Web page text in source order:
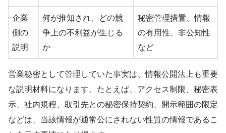
企業
側の
説明
何が推知され、どの競
争上の不利益が生じる
か
秘密管理措置、情報
の有用性、非公知性
など
営業秘密として管理していた事実は、情報公開法上も重要
な説明材料になります。たとえば、アクセス制限、秘密表
示、社内規程、取引先との秘密保持契約、開示範囲の限定
などは、当該情報が通常公にされない性質の情報であるこ